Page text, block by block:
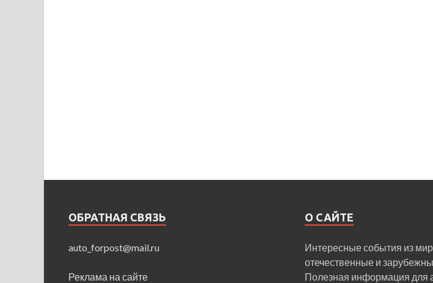
ОБРАТНАЯ СВЯЗЬ
auto_forpost@mail.ru
Реклама на сайте
О САЙТЕ
Интересные события из
отечественные и
Полезная информация для